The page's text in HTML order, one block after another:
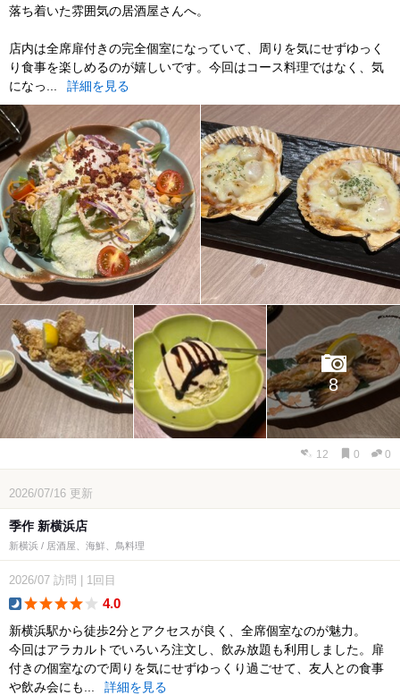
落ち着いた雰囲気の居酒屋さんへ。
店内は全席扉付きの完全個室になっていて、周りを気にせずゆっく
り食事を楽しめるのが嬉しいです。今回はコース料理ではなく、気
になっ...
詳細を見る
8
12 0 0
2026/07/16 更新
季作 新横浜店
新横浜 / 居酒屋、海鮮、鳥料理
2026/07 訪問 1回目
4.0
新横浜駅から徒歩2分とアクセスが良く、全席個室なのが魅力。
今回はアラカルトでいろいろ注文し、飲み放題も利用しました。扉
付きの個室なので周りを気にせずゆっくり過ごせて、友人との食事
や飲み会にも...
詳細を見る